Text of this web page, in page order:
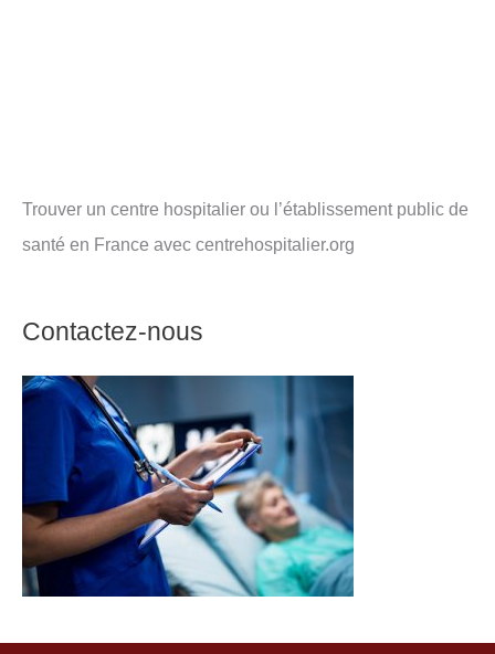
Trouver un centre hospitalier ou l’établissement public de
santé en France avec centrehospitalier.org
Contactez-nous